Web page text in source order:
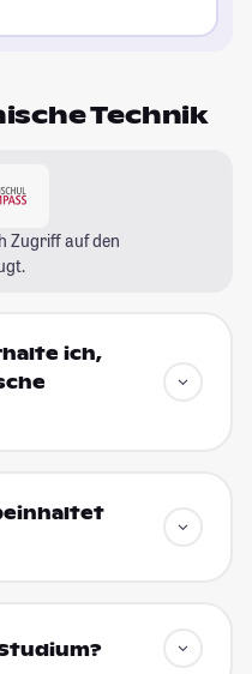
Technik
Zugriff auf den
ich,